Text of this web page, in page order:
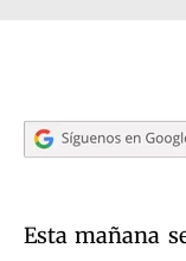
Esta mañana